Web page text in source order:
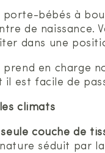
bébés à
de naissance.
dans une
prend en charge
il est facile de
climats
seule couche de
séduit par